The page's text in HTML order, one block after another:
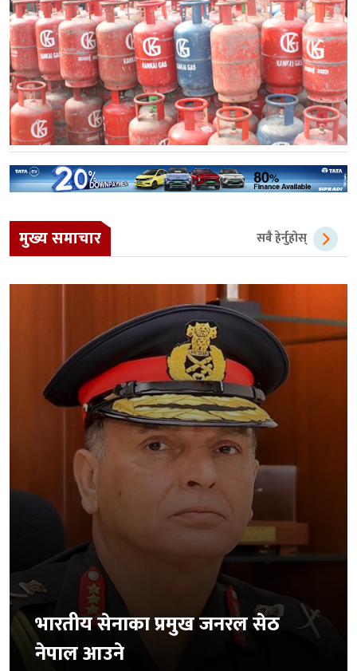
मुख्य समाचार सबै हेर्नुहोस्
भारतीय सेनाका प्रमुख जनरल सेठ
नेपाल आउने